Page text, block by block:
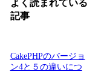
よく読まれている
記事
CakePHPのバージョ
ン4と５の違いにつ